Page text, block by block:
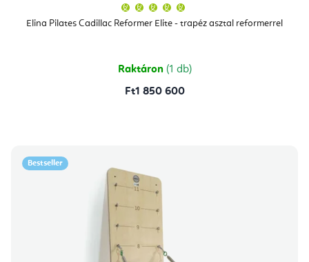
Elina Pilates Cadillac Reformer Elite - trapéz asztal reformerrel
átlagos
értékelése
csillag.
Raktáron (1 db)
Ft1 850 600
Bestseller